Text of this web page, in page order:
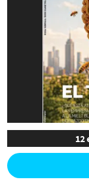
12